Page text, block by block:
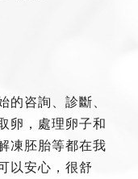
的咨詢、診斷、
卵，處理卵子和
凍胚胎等都在我
以安心，很舒